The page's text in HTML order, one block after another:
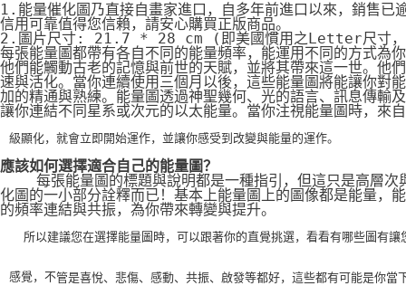
1.能量催化圖乃直接自畫家進口，自多年前進口以來，銷售已
信用可靠值得您信賴，請安心購買正版商品。
2.圖片尺寸: 21.7 * 28 cm (即美國慣用之Letter尺寸，
每張能量圖都帶有各自不同的能量頻率，能運用不同的方式為
他們能觸動古老的記憶與前世的天賦，並將其帶來這一世。他
速與活化。當你連續使用三個月以後，這些能量圖將能讓你對
加的精通與熟練。能量圖透過神聖幾何、光的語言、訊息傳輸
讓你連結不同星系或次元的以太能量。當你注視能量圖時，來
級顯化，就會立即開始運作，並讓你感受到改變與能量的運作。
應該如何選擇適合自己的能量圖？
每張能量圖的標題與說明都是一種指引，但這只是高層次
化圖的一小部分詮釋而已！基本上能量圖上的圖像都是能量，
的頻率連結與共振，為你帶來轉變與提升。
所以建議您在選擇能量圖時，可以跟著你的直覺挑選，看看有哪些圖有讓
感覺，不管是喜悅、悲傷、感動、共振、啟發等都好，這些都有可能是你當